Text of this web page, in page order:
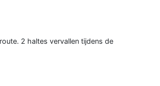
2 haltes vervallen tijdens de